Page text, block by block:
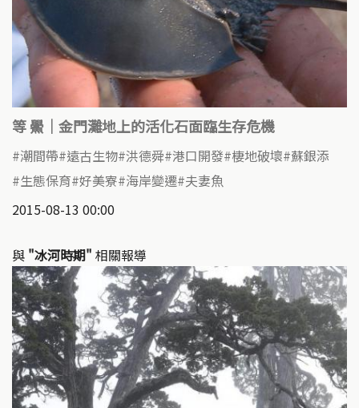
等 鱟｜金門灘地上的活化石面臨生存危機
潮間帶 遠古生物 洪德舜 港口開發 棲地破壞 蘇銀添
生態保育 好美寮 海岸變遷 夫妻魚
2015-08-13 00:00
與 "冰河時期" 相關報導